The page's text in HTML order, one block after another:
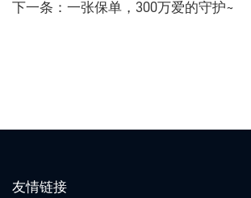
下一条 ：一张保单，300万爱的守护~
友情链接